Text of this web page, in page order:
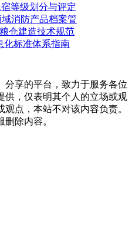
宿等级划分与评定
域消防产品档案管
仓建造技术规范
化标准体系指南
分享的平台，致力于服务各位
供，仅表明其个人的立场或观
点，本站不对该内容负责。
除内容。